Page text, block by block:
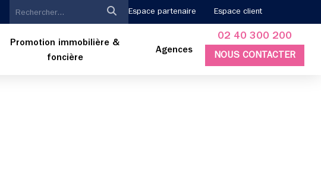
Espace partenaire Espace client
Promotion immobilière &
foncière
Agences
02 40 300 200
NOUS CONTACTER